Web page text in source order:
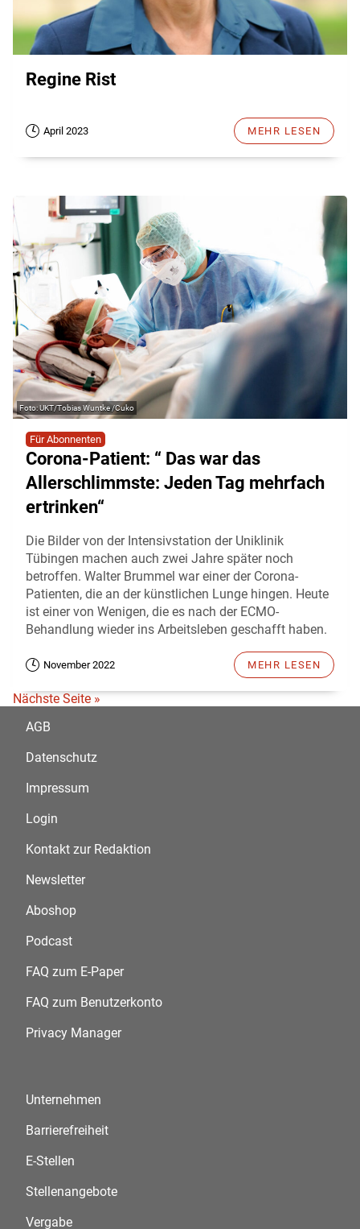
Regine Rist
April 2023 MEHR LESEN
UKT/Tobias Wuntke /Cuko
Für Abonnenten
Corona-Patient: “ Das war das
Allerschlimmste: Jeden Tag mehrfach
ertrinken“
Die Bilder von der Intensivstation der Uniklinik
Tübingen machen auch zwei Jahre später noch
betroffen. Walter Brummel war einer der Corona-
Patienten, die an der künstlichen Lunge hingen. Heute
ist einer von Wenigen, die es nach der ECMO-
Behandlung wieder ins Arbeitsleben geschafft haben.
November 2022 MEHR LESEN
Nächste Seite »
AGB
Datenschutz
Impressum
Login
Kontakt zur Redaktion
Newsletter
Aboshop
Podcast
FAQ zum E-Paper
FAQ zum Benutzerkonto
Privacy Manager
Unternehmen
Barrierefreiheit
E-Stellen
Stellenangebote
Vergabe